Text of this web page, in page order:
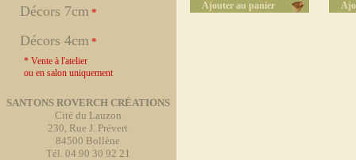
Décors 7cm *
Décors 4cm *
* Vente à l'atelier
ou en salon uniquement
SANTONS ROVERCH CRÉATIONS
Cité du Lauzon
230, Rue J. Prévert
84500 Bollène
Tél. 04 90 30 92 21
Ajouter au panier